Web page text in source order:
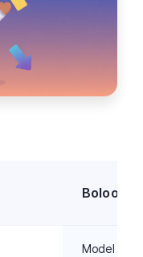
Boloo
Model V6